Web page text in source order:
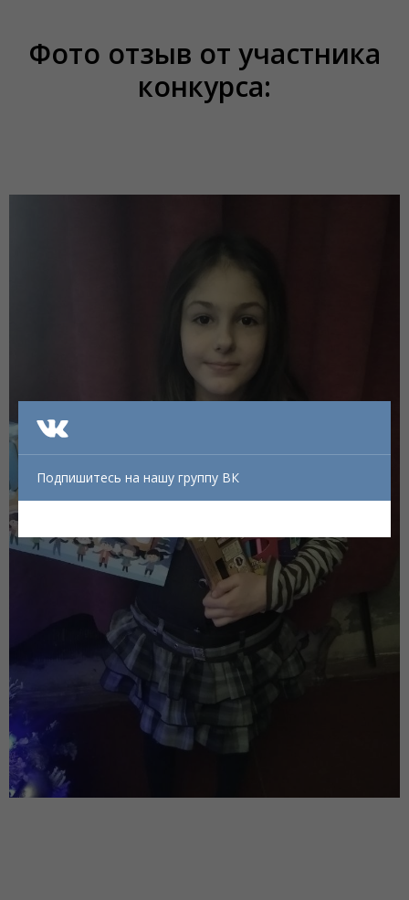
Фото отзыв от участника
конкурса:
Подпишитесь на нашу группу ВК